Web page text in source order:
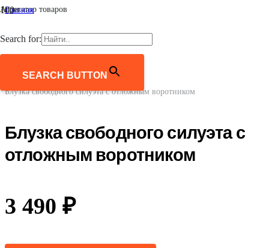
Агрегатор товаров
Search for:
SEARCH BUTTON
Главная
/
Блузки и рубашки
Блузка свободного силуэта с отложным воротником
Блузка свободного силуэта с
отложным воротником
3 490 ₽